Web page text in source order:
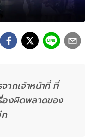
ากเจ้าหน้าที่ ที่
องผิดพลาดของ
ก